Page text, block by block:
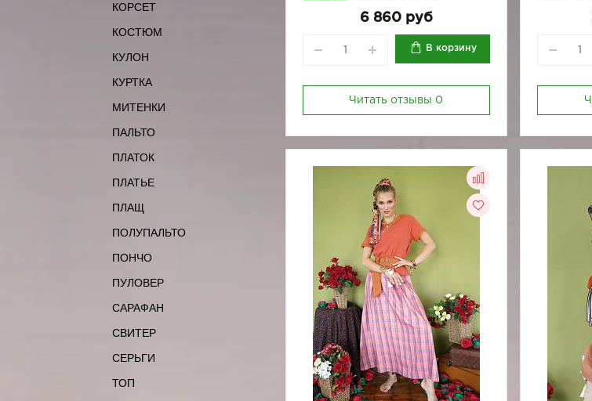
КОРСЕТ
КОСТЮМ
КУЛОН
КУРТКА
МИТЕНКИ
ПАЛЬТО
ПЛАТОК
ПЛАТЬЕ
ПЛАЩ
ПОЛУПАЛЬТО
ПОНЧО
ПУЛОВЕР
САРАФАН
СВИТЕР
СЕРЬГИ
ТОП
6 860 руб
В корзину
Читать отзывы 0